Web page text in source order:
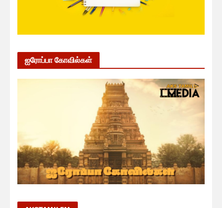
ஐரோப்பா கோவில்கள்